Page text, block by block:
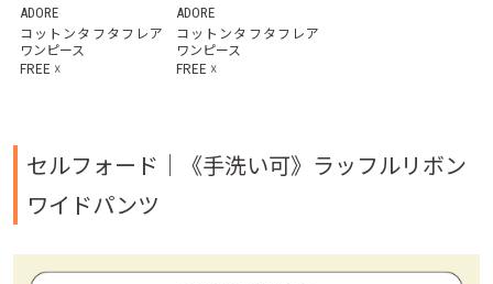
ADORE
コットンタフタフレア
ワンピース
FREE ☓
ADORE
コットンタフタフレア
ワンピース
FREE ☓
セルフォード｜
《手洗い可》ラッフルリボン
ワイドパンツ